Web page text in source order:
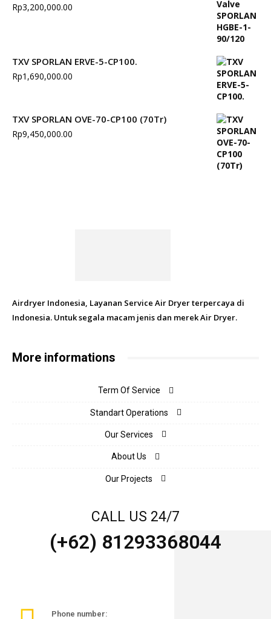
Rp3,200,000.00
TXV SPORLAN ERVE-5-CP100.
Rp1,690,000.00
TXV SPORLAN OVE-70-CP100 (70Tr)
Rp9,450,000.00
Airdryer Indonesia, Layanan Service Air Dryer terpercaya di
Indonesia. Untuk segala macam jenis dan merek Air Dryer.
More informations
Term Of Service
Standart Operations
Our Services
About Us
Our Projects
CALL US 24/7
(+62) 81293368044
Phone number: